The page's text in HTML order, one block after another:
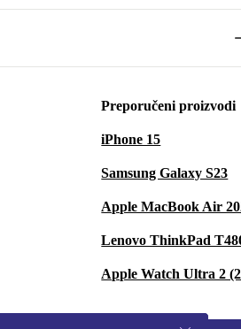
Preporučeni proizvodi
iPhone 15
Samsung Galaxy S23
Apple MacBook Air
Lenovo ThinkPad
Apple Watch Ultra 2